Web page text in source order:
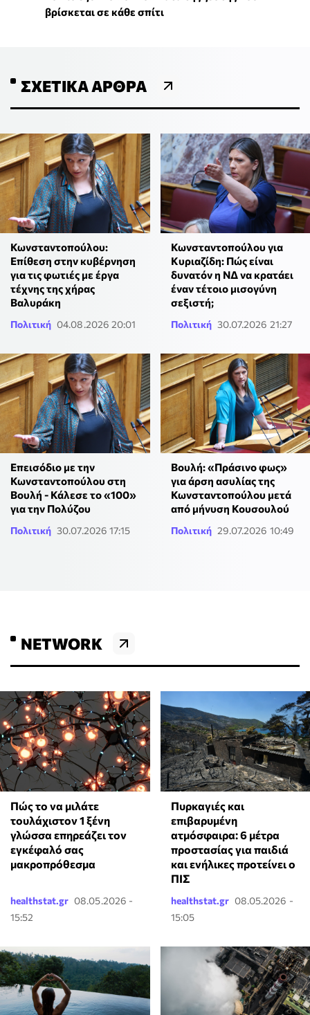
βρίσκεται σε κάθε σπίτι
ΣΧΕΤΙΚΆ ΆΡΘΡΑ
Κωνσταντοπούλου:
Επίθεση στην κυβέρνηση
για τις φωτιές με έργα
τέχνης της χήρας
Βαλυράκη
Πολιτική 04.08.2026 20:01
Κωνσταντοπούλου για
Κυριαζίδη: Πώς είναι
δυνατόν η ΝΔ να κρατάει
έναν τέτοιο μισογύνη
σεξιστή;
Πολιτική 30.07.2026 21:27
Επεισόδιο με την
Κωνσταντοπούλου στη
Βουλή - Κάλεσε το «100»
για την Πολύζου
Πολιτική 30.07.2026 17:15
Βουλή: «Πράσινο φως»
για άρση ασυλίας της
Κωνσταντοπούλου μετά
από μήνυση Κουσουλού
Πολιτική 29.07.2026 10:49
NETWORK
⁠Πώς το να μιλάτε
τουλάχιστον 1 ξένη
γλώσσα επηρεάζει τον
εγκέφαλό σας
μακροπρόθεσμα
healthstat.gr 08.05.2026 -
15:52
Πυρκαγιές και
επιβαρυμένη
ατμόσφαιρα: 6 μέτρα
προστασίας για παιδιά
και ενήλικες προτείνει ο
ΠΙΣ
healthstat.gr 08.05.2026 -
15:05